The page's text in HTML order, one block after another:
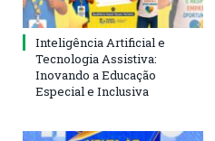
Inteligência Artificial e
Tecnologia Assistiva:
Inovando a Educação
Especial e Inclusiva